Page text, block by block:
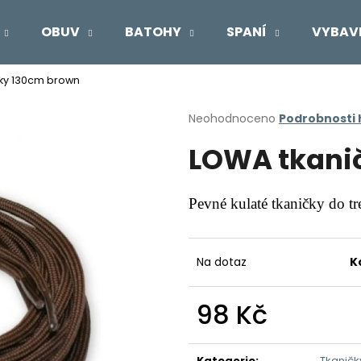
OBUV BATOHY SPANÍ
130cm brown
Průměrné
produktu
je
z
5
Neohodnoceno Podrobnosti
LOWA
Pevné kulaté tkaničky do
Na dotaz
98 Kč
cena:
Co potřebujete najít?
HLEDAT
Doporučujeme